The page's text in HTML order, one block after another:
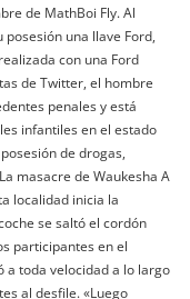
de MathBoi Fly. Al
una llave Ford,
con una Ford
de Twitter, el hombre
penales y está
infantiles en el estado
de drogas,
masacre de Waukesha A
localidad inicia la
se saltó el cordón
participantes en el
a toda velocidad a lo largo
al desfile. «Luego